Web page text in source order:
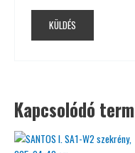
Kapcsolódó